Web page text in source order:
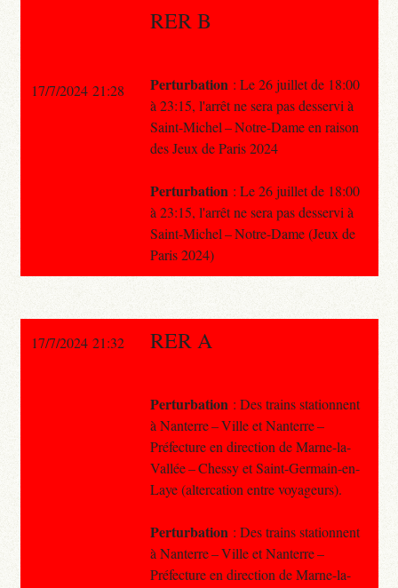
RER B
Perturbation : Le 26 juillet de 18:00
à 23:15, l'arrêt ne sera pas desservi à
Saint-Michel – Notre-Dame en raison
des Jeux de Paris 2024
Perturbation : Le 26 juillet de 18:00
à 23:15, l'arrêt ne sera pas desservi à
Saint-Michel – Notre-Dame (Jeux de
Paris 2024)
17/7/2024 21:28
17/7/2024 21:32 RER A
Perturbation : Des trains stationnent
à Nanterre – Ville et Nanterre –
Préfecture en direction de Marne-la-
Vallée – Chessy et Saint-Germain-en-
Laye (altercation entre voyageurs).
Perturbation : Des trains stationnent
à Nanterre – Ville et Nanterre –
Préfecture en direction de Marne-la-